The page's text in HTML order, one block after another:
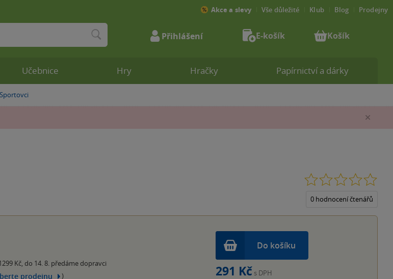
»
Sportovci
0 hodnocení čtenářů
Kč, do 14. 8. předáme dopravci
prodejnu )
Do košíku
291 Kč s DPH
Učebnice Hry Hračky Papírnictví a dárky
Akce a slevy Vše důležité Klub Blog Prodejny
Přihlášení E-košík Košík